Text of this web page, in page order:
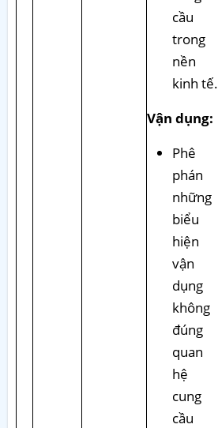
cầu
trong
nền
kinh tế.
Vận dụng:
Phê
phán
những
biểu
hiện
vận
dụng
không
đúng
quan
hệ
cung
cầu